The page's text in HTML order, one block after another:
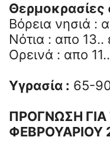
Θερμοκρασίες
Βόρεια νησιά :
Νότια : απο 13..
Ορεινά : απο
Υγρασία : 65-
ΠΡΟΓΝΩΣΗ ΓΙΑ
ΦΕΒΡΟΥΑΡΙΟΥ